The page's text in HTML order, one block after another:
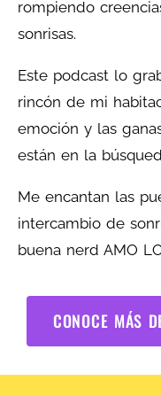
rompiendo
sonrisas.
Este podcast lo
rincón de mi
emoción y las
están en la
Me encantan las
intercambio de
buena nerd AMO
CONOCE MÁS